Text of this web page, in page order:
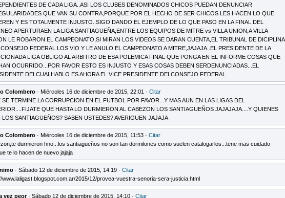
DE CADA LIGA..ASI LOS CLUBES DENOMINADOS CHICOS PUEDAN DENUNCIAR
QUE VAN SU CONTRA,PORQUE POR EL HECHO DE SER CHICOS LES HACEN LO QUE
Y ES TOTALMENTE INJUSTO..SIGO DANDO EL EJEMPLO DE LO QUE PASO EN LA FINAL DEL
APERTURAEN LA LIGA SANTIAGUEÑA,ENTRE LOS EQUIPOS DE MITRE vs VILLA UNION,A VILLA
LE ROBARON EL CAMPEONATO,SI MIRAN LOS VIDEOS SE DARAN CUENTA,EL TRIBUNAL DE DICIPLINA
FEDERAL LOS VIO Y LE ANULO EL CAMPEONATO A MITRE,JAJAJA..EL PRESIDENTE DE LA
LIGA OBLIGO AL ARBITRO DE ESA POLEMICA FINAL QUE PONGA EN EL INFORME COSAS QUE
OCURRIDO...POR FAVOR ESTO ES INJUSTO Y ESAS COSAS DEBEN SERDENUNCIADAS...EL
DELCUALHABLO ES AHORA EL VICE PRESIDENTE DELCONSEJO FEDERAL
Colombero · Miércoles 16 de diciembre de 2015, 22:01 · Citar
SE TERMINE LA CORRUPCION EN EL FUTBOL POR FAVOR...Y MAS AUN EN LAS LIGAS DEL
QUE HASTA LO DURMIERON AL CABEZON LOS SANTIAGUEÑOS JAJAJAJA....Y QUIENES
LOS SANTIAGUEÑOS? SABEN USTEDES? AVERIGUEN JAJAJA
Colombero · Miércoles 16 de diciembre de 2015, 11:53 · Citar
durmieron hno...los santiagueños no son tan dormilones como suelen catalogarlos...tene mas cuidado
te lo hacen de nuevo jajaja
· Sábado 12 de diciembre de 2015, 14:19 · Citar
www.laligast.blogspot.com.ar/2015/12/provea-vuestra-senoria-sera-justicia.html
vez peor· Sábado 12 de diciembre de 2015, 14:10 · Citar